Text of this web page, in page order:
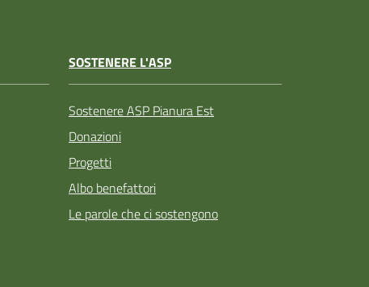
SOSTENERE L'ASP
Sostenere ASP Pianura Est
Donazioni
Progetti
Albo benefattori
Le parole che ci sostengono